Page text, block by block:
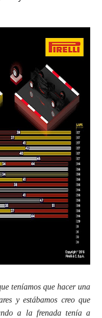
teníamos que hacer una
y estábamos creo que
a la frenada tenía a